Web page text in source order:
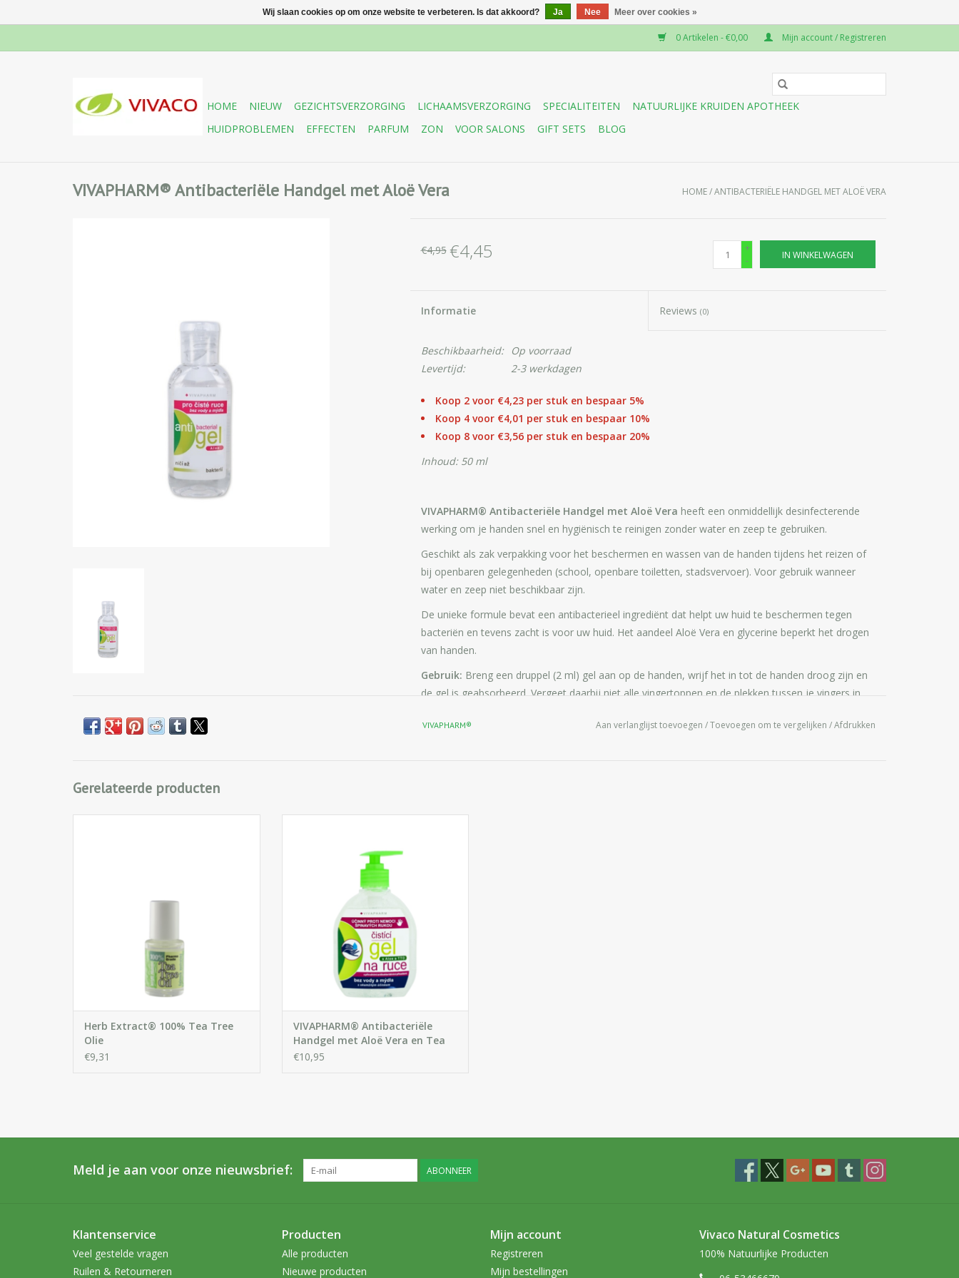
0 Artikelen - €0,00 Mijn account / Registreren
HOME NIEUW GEZICHTSVERZORGING LICHAAMSVERZORGING SPECIALITEITEN
NATUURLIJKE KRUIDEN APOTHEEK
HUIDPROBLEMEN
EFFECTEN PARFUM ZON VOOR SALONS GIFT SETS BLOG
VIVAPHARM® Antibacteriële Handgel met Aloë Vera HOME/ANTIBACTERIËLE HANDGEL MET ALOË VERA
€4,95 €4,45
+
-
IN WINKELWAGEN
Informatie Reviews(0)
Beschikbaarheid:
Op voorraad
Levertijd:
2-3 werkdagen
Koop 2 voor €4,23 per stuk en bespaar 5%
Koop 4 voor €4,01 per stuk en bespaar 10%
Koop 8 voor €3,56 per stuk en bespaar 20%
Inhoud: 50 ml
VIVAPHARM® Antibacteriële Handgel met Aloë Vera heeft een onmiddellijk desinfecterende
werking om je handen snel en hygiënisch te reinigen zonder water en zeep te gebruiken.
Geschikt als zak verpakking voor het beschermen en wassen van de handen tijdens het reizen of
bij openbaren gelegenheden (school, openbare toiletten, stadsvervoer). Voor gebruik wanneer
water en zeep niet beschikbaar zijn.
De unieke formule bevat een antibacterieel ingrediënt dat helpt uw huid te beschermen tegen
bacteriën en tevens zacht is voor uw huid. Het aandeel Aloë Vera en glycerine beperkt het drogen
van handen.
Gebruik: Breng een druppel (2 ml) gel aan op de handen, wrijf het in tot de handen droog zijn en
de gel is geabsorbeerd. Vergeet daarbij niet alle vingertoppen en de plekken tussen je vingers in.
Alleen voor uitwendig gebruik. Vermijd contact met de ogen. In geval van contact met de ogen,
VIVAPHARM® Aan verlanglijst toevoegen /Toevoegen om te vergelijken /Afdrukken
Gerelateerde producten
Herb Extract® 100% Tea Tree
Olie
€9,31
de bacteriën, virussen en microben) om je
handen snel en hygiënisch te reinigen
zonder water en zeep te gebruiken.
IN WINKELWAGEN
VIVAPHARM® Antibacteriële
Handgel met Aloë Vera en Tea
Tree Olie
€10,95
Meld je aan voor onze nieuwsbrief: ABONNEER
Klantenservice
Veel gestelde vragen
Ruilen & Retourneren
Producten
Alle producten
Nieuwe producten
Mijn account
Registreren
Mijn bestellingen
Vivaco Natural Cosmetics
100% Natuurlijke Producten
Wij slaan cookies op om onze website te verbeteren. Is dat akkoord? Ja Nee Meer over cookies »